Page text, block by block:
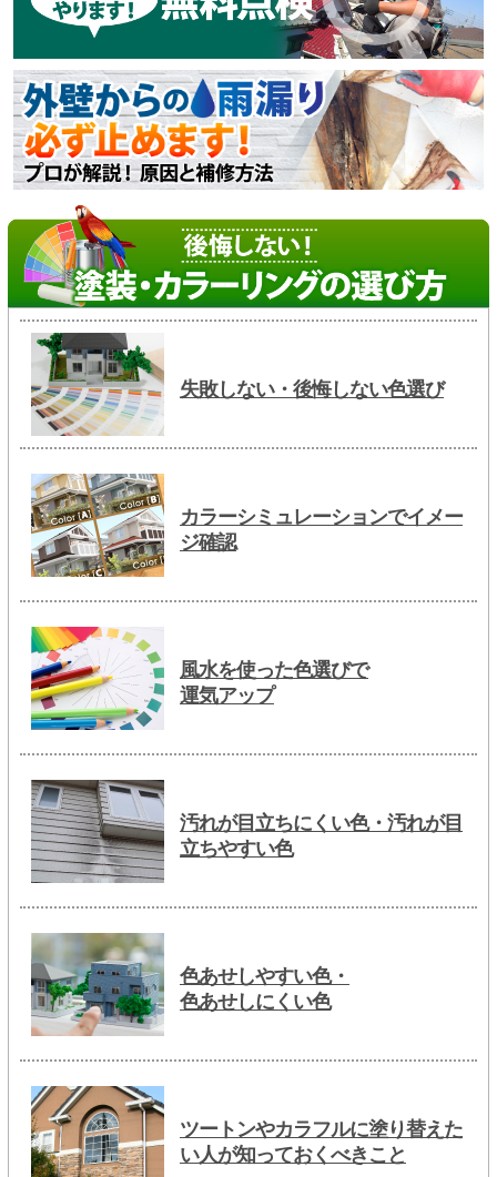
失敗しない・後悔しない色選び
カラーシミュレーションでイメー
ジ確認
風水を使った色選びで
運気アップ
汚れが目立ちにくい色・汚れが目
立ちやすい色
色あせしやすい色・
色あせしにくい色
ツートンやカラフルに塗り替えた
い人が知っておくべきこと